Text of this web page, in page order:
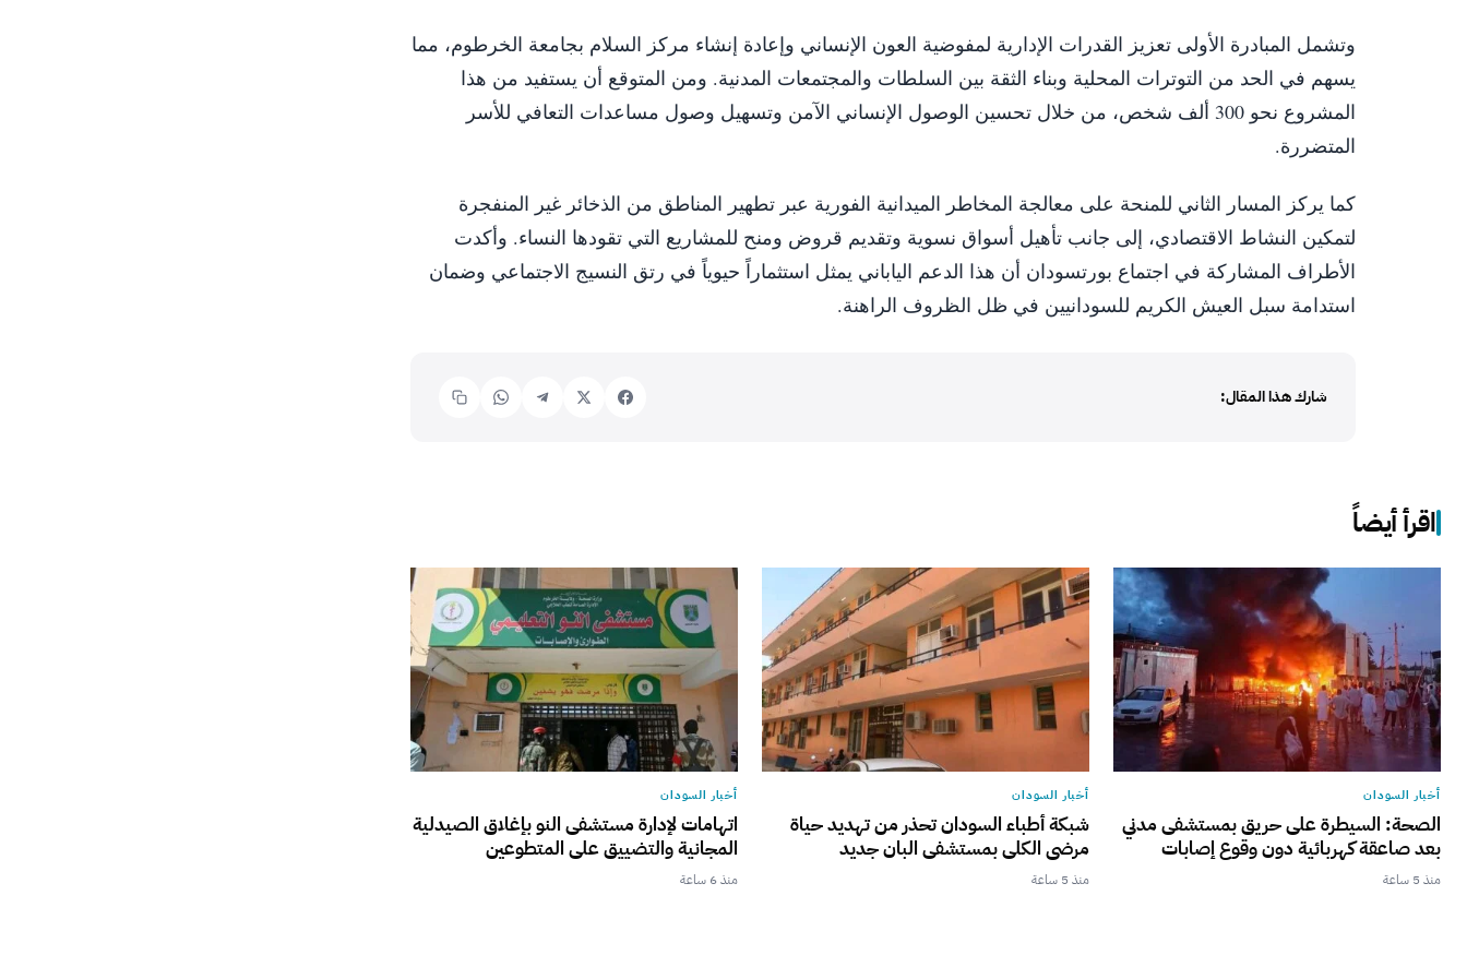
وتشمل المبادرة الأولى تعزيز القدرات الإدارية لمفوضية العون الإنساني وإعادة إنشاء مركز السلام بجامعة الخرطوم، مما
يسهم في الحد من التوترات المحلية وبناء الثقة بين السلطات والمجتمعات المدنية. ومن المتوقع أن يستفيد من هذا
المشروع نحو 300 ألف شخص، من خلال تحسين الوصول الإنساني الآمن وتسهيل وصول مساعدات التعافي للأسر
المتضررة.
كما يركز المسار الثاني للمنحة على معالجة المخاطر الميدانية الفورية عبر تطهير المناطق من الذخائر غير المنفجرة
لتمكين النشاط الاقتصادي، إلى جانب تأهيل أسواق نسوية وتقديم قروض ومنح للمشاريع التي تقودها النساء. وأكدت
الأطراف المشاركة في اجتماع بورتسودان أن هذا الدعم الياباني يمثل استثماراً حيوياً في رتق النسيج الاجتماعي وضمان
استدامة سبل العيش الكريم للسودانيين في ظل الظروف الراهنة.
شارك هذا المقال:
اقرأ أيضاً
أخبار السودان
الصحة: السيطرة على حريق بمستشفى مدني
بعد صاعقة كهربائية دون وقوع إصابات
منذ 5 ساعة
أخبار السودان
شبكة أطباء السودان تحذر من تهديد حياة
مرضى الكلى بمستشفى البان جديد
منذ 5 ساعة
أخبار السودان
اتهامات لإدارة مستشفى النو بإغلاق الصيدلية
المجانية والتضييق على المتطوعين
منذ 6 ساعة